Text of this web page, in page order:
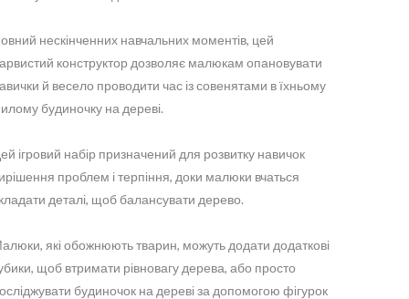
нескінченних навчальних моментів, цей
конструктор дозволяє малюкам опановувати
й весело проводити час із совенятами в їхньому
будиночку на дереві.
ігровий набір призначений для розвитку навичок
проблем і терпіння, доки малюки вчаться
деталі, щоб балансувати дерево.
які обожнюють тварин, можуть додати додаткові
щоб втримати рівновагу дерева, або просто
будиночок на дереві за допомогою фігурок